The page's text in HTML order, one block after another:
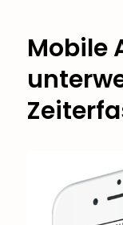
Mobile